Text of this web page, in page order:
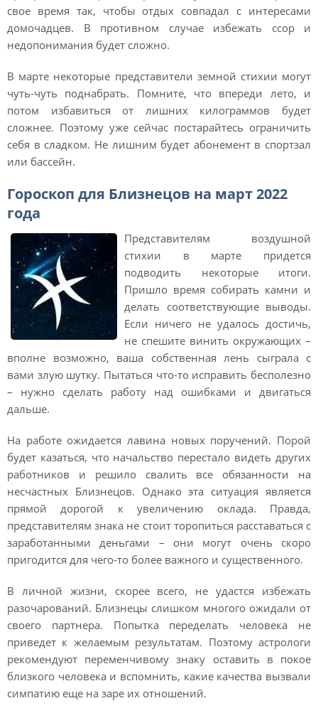
свое время так, чтобы отдых совпадал с интересами
домочадцев. В противном случае избежать ссор и
недопонимания будет сложно.
В марте некоторые представители земной стихии могут
чуть-чуть поднабрать. Помните, что впереди лето, и
потом избавиться от лишних килограммов будет
сложнее. Поэтому уже сейчас постарайтесь ограничить
себя в сладком. Не лишним будет абонемент в спортзал
или бассейн.
Гороскоп для Близнецов на март 2022
года
Представителям воздушной
стихии в марте придется
подводить некоторые итоги.
Пришло время собирать камни и
делать соответствующие выводы.
Если ничего не удалось достичь,
не спешите винить окружающих –
вполне возможно, ваша собственная лень сыграла с
вами злую шутку. Пытаться что-то исправить бесполезно
– нужно сделать работу над ошибками и двигаться
дальше.
На работе ожидается лавина новых поручений. Порой
будет казаться, что начальство перестало видеть других
работников и решило свалить все обязанности на
несчастных Близнецов. Однако эта ситуация является
прямой дорогой к увеличению оклада. Правда,
представителям знака не стоит торопиться расставаться с
заработанными деньгами – они могут очень скоро
пригодится для чего-то более важного и существенного.
В личной жизни, скорее всего, не удастся избежать
разочарований. Близнецы слишком многого ожидали от
своего партнера. Попытка переделать человека не
приведет к желаемым результатам. Поэтому астрологи
рекомендуют переменчивому знаку оставить в покое
близкого человека и вспомнить, какие качества вызвали
симпатию еще на заре их отношений.